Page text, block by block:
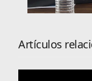
Artículos